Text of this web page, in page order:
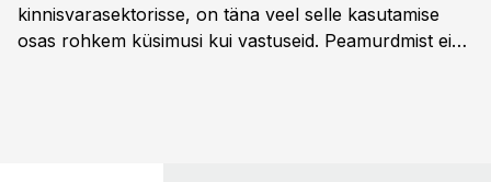
kinnisvarasektorisse, on täna veel selle kasutamise
osas rohkem küsimusi kui vastuseid. Peamurdmist ei